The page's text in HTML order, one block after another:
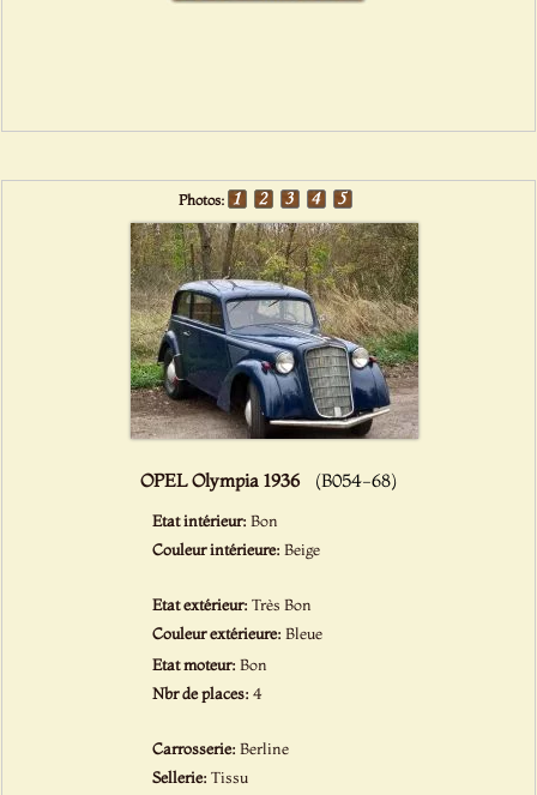
Photos:
OPEL Olympia 1936 (B054-68)
Etat intérieur:Bon
Couleur intérieure:Beige
Etat extérieur:Très Bon
Couleur extérieure:Bleue
Etat moteur:Bon
Nbr de places:4
Carrosserie:Berline
Sellerie:Tissu